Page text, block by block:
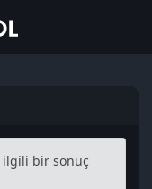
bir sonuç